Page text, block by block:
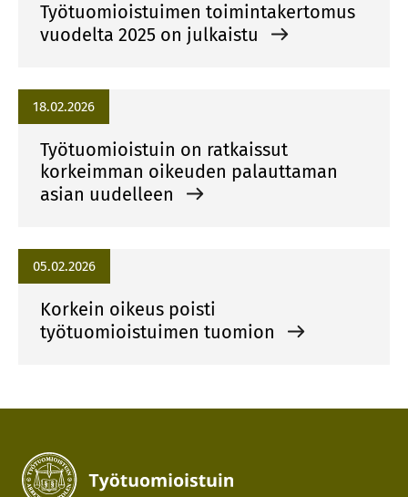
Työtuomioistuimen toimintakertomus
vuodelta 2025 on julkaistu
18.02.2026
Työtuomioistuin on ratkaissut
korkeimman oikeuden palauttaman
asian uudelleen
05.02.2026
Korkein oikeus poisti
työtuomioistuimen tuomion